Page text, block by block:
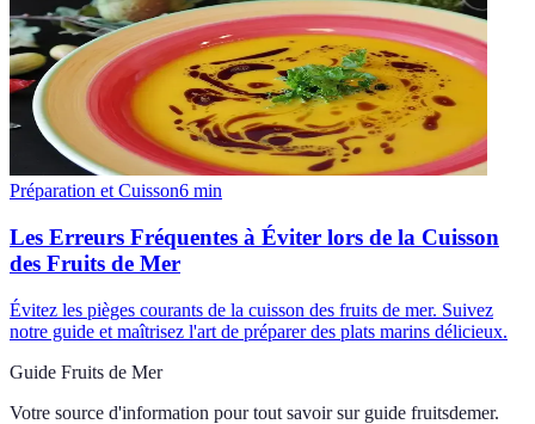
Préparation et Cuisson6 min
Les Erreurs Fréquentes à Éviter lors de la Cuisson
des Fruits de Mer
Évitez les pièges courants de la cuisson des fruits de mer. Suivez
notre guide et maîtrisez l'art de préparer des plats marins délicieux.
Guide Fruits de Mer
Votre source d'information pour tout savoir sur guide fruitsdemer.